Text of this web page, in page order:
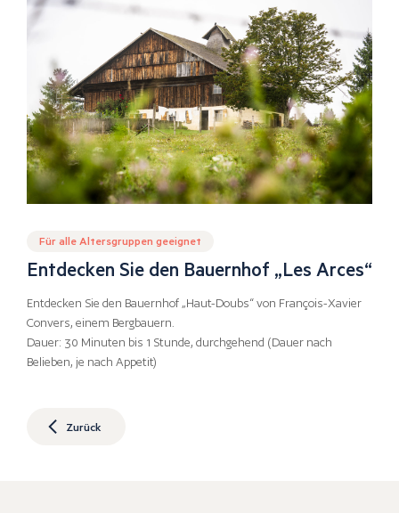
Für alle Altersgruppen geeignet
Entdecken Sie den Bauernhof „Les Arces“
Entdecken Sie den Bauernhof „Haut-Doubs“ von François-Xavier
Convers, einem Bergbauern.
Dauer: 30 Minuten bis 1 Stunde, durchgehend (Dauer nach
Belieben, je nach Appetit)
Zurück